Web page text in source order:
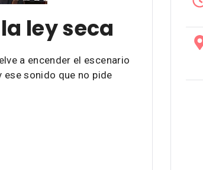
ley seca
a encender el escenario
ese sonido que no pide